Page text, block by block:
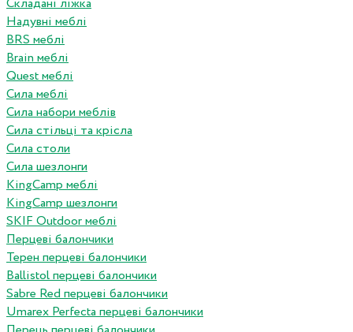
Складані ліжка
Надувні меблі
BRS меблі
Brain меблі
Quest меблі
Сила меблі
Сила набори меблів
Сила стільці та крісла
Сила столи
Сила шезлонги
KingCamp меблі
KingCamp шезлонги
SKIF Outdoor меблі
Перцеві балончики
Терен перцеві балончики
Ballistol перцеві балончики
Sabre Red перцеві балончики
Umarex Perfecta перцеві балончики